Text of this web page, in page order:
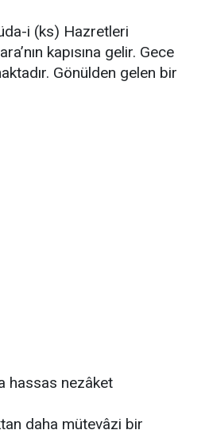
i (ks) Hazretleri
kapısına gelir. Gece
Gönülden gelen bir
hassas nezâket
daha mütevâzi bir